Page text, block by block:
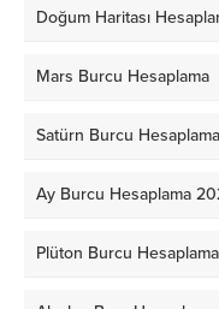
Doğum Haritası
Mars Burcu Hesaplama
Satürn Burcu Hesaplama
Ay Burcu Hesaplama
Plüton Burcu Hesaplama